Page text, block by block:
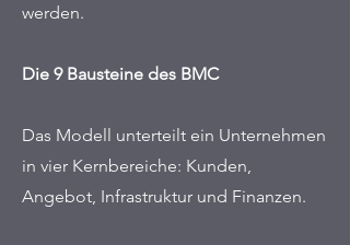
werden.
Die 9 Bausteine des BMC
Das Modell unterteilt ein Unternehmen
in vier Kernbereiche: Kunden,
Angebot, Infrastruktur und Finanzen.